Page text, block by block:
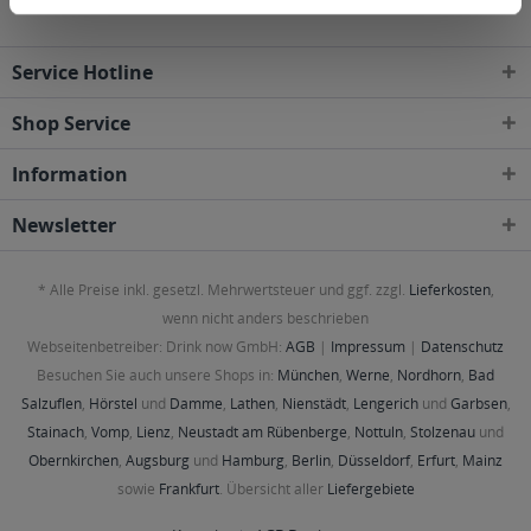
Service Hotline
Shop Service
Information
Newsletter
* Alle Preise inkl. gesetzl. Mehrwertsteuer und ggf. zzgl. Lieferkosten,
wenn nicht anders beschrieben
Webseitenbetreiber: Drink now GmbH: AGB | Impressum | Datenschutz
Besuchen Sie auch unsere Shops in: München, Werne, Nordhorn, Bad
Salzuflen, Hörstel und Damme, Lathen, Nienstädt, Lengerichund Garbsen,
Stainach, Vomp, Lienz, Neustadt am Rübenberge, Nottuln, Stolzenau und
Obernkirchen, Augsburg und Hamburg, Berlin, Düsseldorf, Erfurt, Mainz
sowie Frankfurt. Übersicht aller Liefergebiete